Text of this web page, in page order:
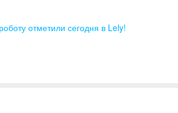
отметили сегодня в Lely!